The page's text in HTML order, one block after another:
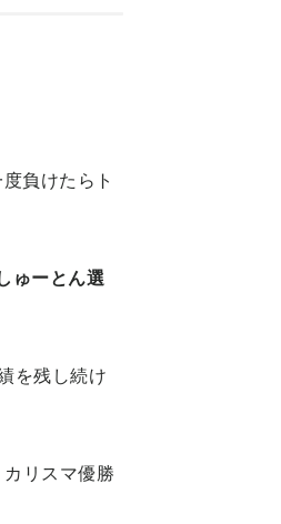
負けたらト
ゅーとん選
を残し続け
リスマ優勝